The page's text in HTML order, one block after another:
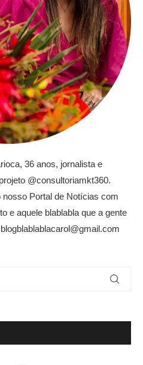
36 anos, jornalista e
@consultoriamkt360.
Portal de Notícias com
e aquele blablabla que a gente